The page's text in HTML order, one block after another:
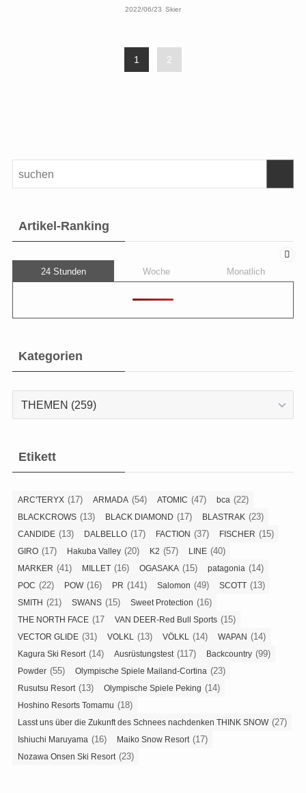
2022/06/23 Skier
1 2
Artikel-Ranking
24 Stunden Woche Monatlich
Kategorien
Kategorien
Etikett
ARC'TERYX (17) ARMADA (54) ATOMIC (47) bca (22)
BLACKCROWS (13) BLACK DIAMOND (17) BLASTRAK (23)
CANDIDE (13) DALBELLO (17) FACTION (37) FISCHER (15)
GIRO (17) Hakuba Valley (20) K2 (57) LINE (40)
MARKER (41) MILLET (16) OGASAKA (15) patagonia (14)
POC (22) POW(16) PR (141) Salomon (49) SCOTT (13)
SMITH (21) SWANS (15) Sweet Protection (16)
THE NORTH FACE (17 VAN DEER-Red Bull Sports (15)
VECTOR GLIDE (31) VOLKL (13) VÖLKL (14) WAPAN (14)
Kagura Ski Resort (14) Ausrüstungstest (117) Backcountry (99)
Powder (55) Olympische Spiele Mailand-Cortina (23)
Rusutsu Resort (13) Olympische Spiele Peking (14)
Hoshino Resorts Tomamu (18)
Lasst uns über die Zukunft des Schnees nachdenken THINK SNOW(27)
Ishiuchi Maruyama (16) Maiko Snow Resort (17)
Nozawa Onsen Ski Resort (23)